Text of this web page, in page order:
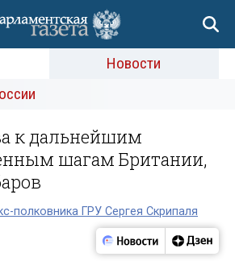
Новости
к дальнейшим
шагам Британии,
полковника ГРУ Сергея Скрипаля